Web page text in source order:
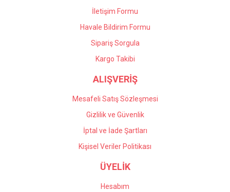
Gönder
İletişim Formu
Havale Bildirim Formu
Sipariş Sorgula
Kargo Takibi
ALIŞVERİŞ
Mesafeli Satış Sözleşmesi
Gizlilik ve Güvenlik
İptal ve İade Şartları
Kişisel Veriler Politikası
ÜYELİK
Hesabım